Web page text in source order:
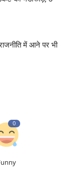
में आने पर भी
0